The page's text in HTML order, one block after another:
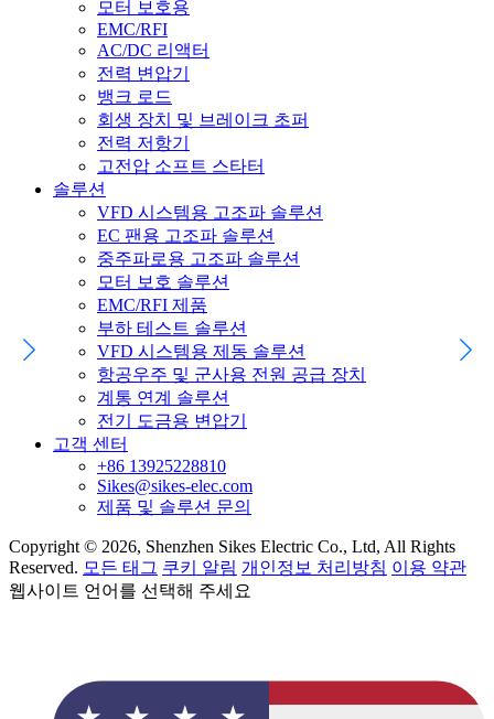
모터 보호용
EMC/RFI
AC/DC 리액터
전력 변압기
뱅크 로드
회생 장치 및 브레이크 초퍼
전력 저항기
고전압 소프트 스타터
솔루션
VFD 시스템용 고조파 솔루션
EC 팬용 고조파 솔루션
중주파로용 고조파 솔루션
모터 보호 솔루션
EMC/RFI 제품
부하 테스트 솔루션
VFD 시스템용 제동 솔루션
항공우주 및 군사용 전원 공급 장치
계통 연계 솔루션
전기 도금용 변압기
고객 센터
+86 13925228810
Sikes@sikes-elec.com
제품 및 솔루션 문의
Copyright © 2026, Shenzhen Sikes Electric Co., Ltd, All Rights
Reserved. 모든 태그 쿠키 알림 개인정보 처리방침 이용 약관
웹사이트 언어를 선택해 주세요